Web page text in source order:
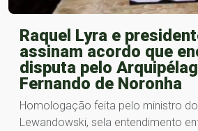
Raquel Lyra e
assinam acordo que
disputa pelo
Fernando de Noronha
Homologação feita pelo ministro do
Lewandowski, sela entendimento